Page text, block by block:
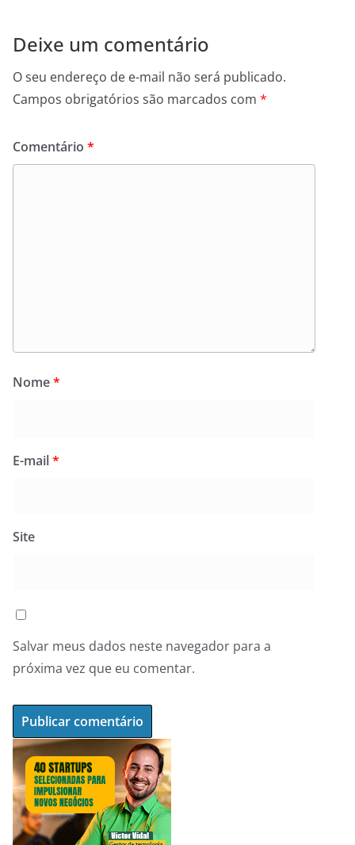
Deixe um comentário
O seu endereço de e-mail não será publicado.
Campos obrigatórios são marcados com *
Comentário *
Nome*
E-mail*
Site
Salvar meus dados neste navegador para a
próxima vez que eu comentar.